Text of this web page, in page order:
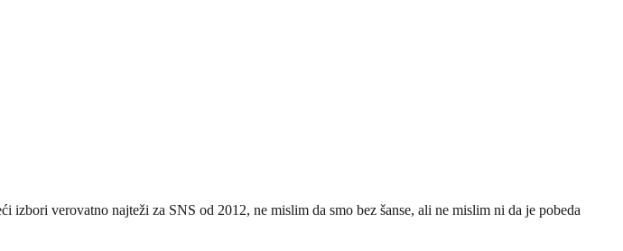
verovatno najteži za SNS od 2012, ne mislim da smo bez šanse, ali ne mislim ni da je pobeda